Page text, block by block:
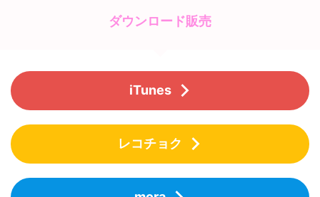
ダウンロード販売
iTunes
レコチョク